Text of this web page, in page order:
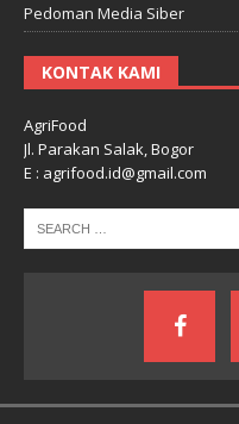
Pedoman Media Siber
KONTAK KAMI
AgriFood
Jl. Parakan Salak, Bogor
E : agrifood.id@gmail.com